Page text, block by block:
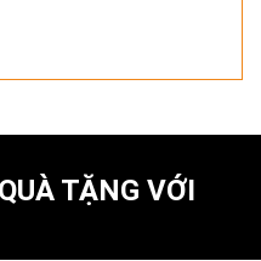
TẶNG VỚI